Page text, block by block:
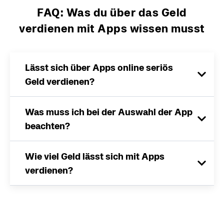
FAQ: Was du über das Geld
verdienen mit Apps wissen musst
Lässt sich über Apps online seriös
Geld verdienen?
Was muss ich bei der Auswahl der App
beachten?
Wie viel Geld lässt sich mit Apps
verdienen?